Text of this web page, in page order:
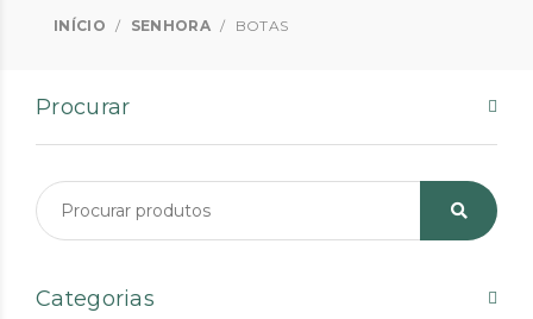
INÍCIO / SENHORA / BOTAS
Procurar
Categorias